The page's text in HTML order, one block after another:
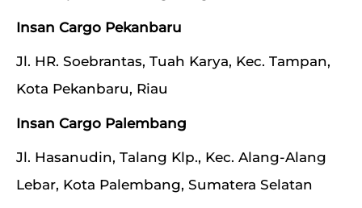
Insan Cargo Pekanbaru
Jl. HR. Soebrantas, Tuah Karya, Kec. Tampan,
Kota Pekanbaru, Riau
Insan Cargo Palembang
Jl. Hasanudin, Talang Klp., Kec. Alang-Alang
Lebar, Kota Palembang, Sumatera Selatan